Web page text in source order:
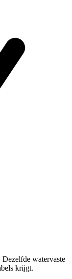
watervaste
krijgt.